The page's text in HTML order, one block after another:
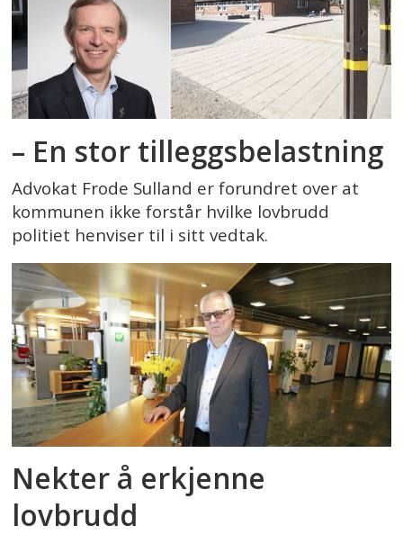
– En stor tilleggsbelastning
Advokat Frode Sulland er forundret over at
kommunen ikke forstår hvilke lovbrudd
politiet henviser til i sitt vedtak.
Nekter å erkjenne
lovbrudd